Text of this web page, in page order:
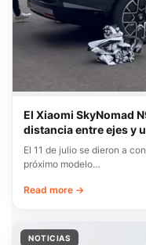
El Xiaomi SkyNomad
distancia entre ejes y
El 11 de julio se dieron a
próximo modelo…
Read more →
NOTICIAS